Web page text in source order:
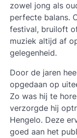
zowel jong als
perfecte balans.
festival, bruiloft
muziek altijd af
gelegenheid.
Door de jaren
opgedaan op
Zo was hij te
verzorgde hij
Hengelo. Deze
goed aan het